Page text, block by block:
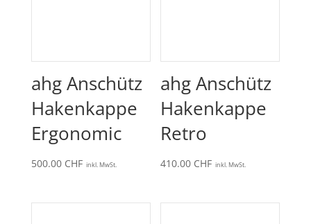
ahg Anschütz
Hakenkappe
Ergonomic
500.00 CHF inkl. MwSt.
ahg Anschütz
Hakenkappe
Retro
410.00 CHF inkl. MwSt.